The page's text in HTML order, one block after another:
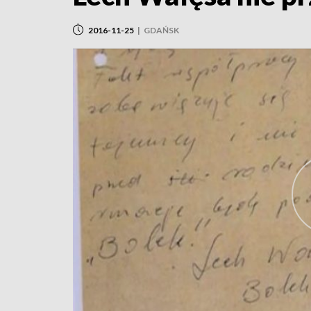
2016-11-25 | GDAŃSK